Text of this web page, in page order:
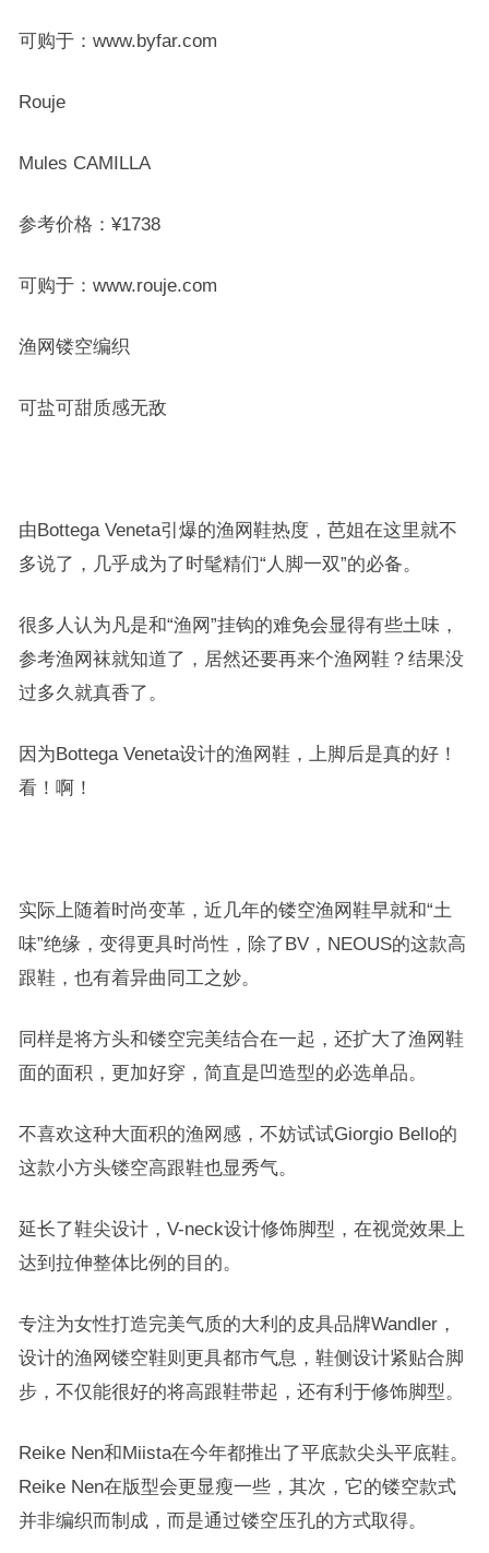
可购于：www.byfar.com
Rouje
Mules CAMILLA
参考价格：¥1738
可购于：www.rouje.com
渔网镂空编织
可盐可甜质感无敌
由Bottega Veneta引爆的渔网鞋热度，芭姐在这里就不
多说了，几乎成为了时髦精们“人脚一双”的必备。
很多人认为凡是和“渔网”挂钩的难免会显得有些土味，
参考渔网袜就知道了，居然还要再来个渔网鞋？结果没
过多久就真香了。
因为Bottega Veneta设计的渔网鞋，上脚后是真的好！
看！啊！
实际上随着时尚变革，近几年的镂空渔网鞋早就和“土
味”绝缘，变得更具时尚性，除了BV，NEOUS的这款高
跟鞋，也有着异曲同工之妙。
同样是将方头和镂空完美结合在一起，还扩大了渔网鞋
面的面积，更加好穿，简直是凹造型的必选单品。
不喜欢这种大面积的渔网感，不妨试试Giorgio Bello的
这款小方头镂空高跟鞋也显秀气。
延长了鞋尖设计，V-neck设计修饰脚型，在视觉效果上
达到拉伸整体比例的目的。
专注为女性打造完美气质的大利的皮具品牌Wandler，
设计的渔网镂空鞋则更具都市气息， 鞋侧设计紧贴合脚
步，不仅能很好的将高跟鞋带起，还有利于修饰脚型。
Reike Nen和Miista在今年都推出了平底款尖头平底鞋。
Reike Nen在版型会更显瘦一些，其次，它的镂空款式
并非编织而制成，而是通过镂空压孔的方式取得。